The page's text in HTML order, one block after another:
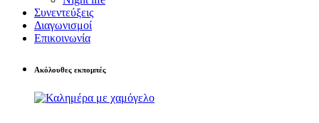
Συνεντεύξεις
Διαγωνισμοί
Επικοινωνία
Ακόλουθες εκπομπές